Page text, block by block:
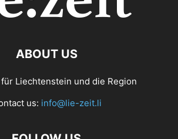
ABOUT US
Liechtenstein und die Region
us: info@lie-zeit.li